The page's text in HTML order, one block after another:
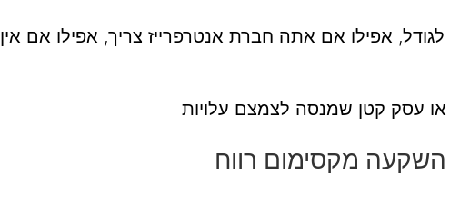
אפילו אם אתה חברת אנטרפרייז צריך, אפילו אם אין
או עסק קטן שמנסה לצמצם עלויות
השקעה מקסימום רווח